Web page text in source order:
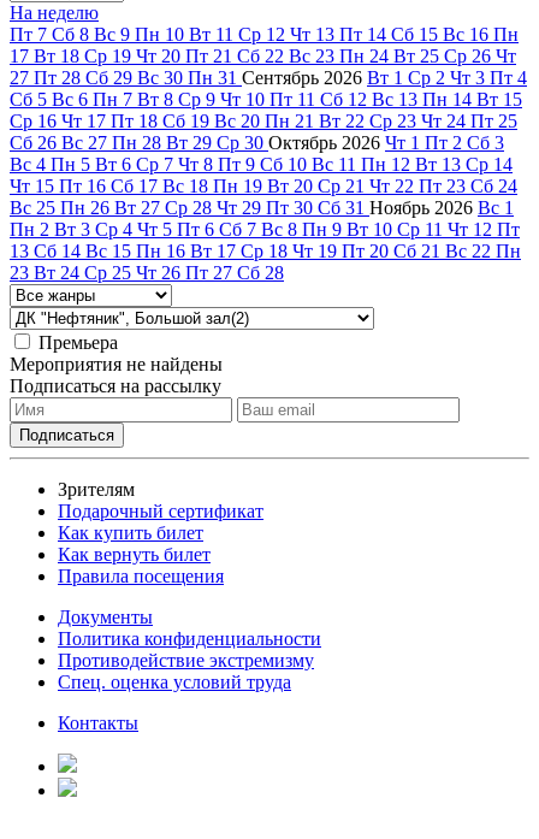
На неделю
Пт 7 Сб 8 Вс 9 Пн 10 Вт 11 Ср 12 Чт 13 Пт 14 Сб 15 Вс 16 Пн
17 Вт 18 Ср 19 Чт 20 Пт 21 Сб 22 Вс 23 Пн 24 Вт 25 Ср 26 Чт
27 Пт 28 Сб 29 Вс 30 Пн 31 Сентябрь 2026 Вт 1 Ср 2 Чт 3 Пт 4
Сб 5 Вс 6 Пн 7 Вт 8 Ср 9 Чт 10 Пт 11 Сб 12 Вс 13 Пн 14 Вт 15
Ср 16 Чт 17 Пт 18 Сб 19 Вс 20 Пн 21 Вт 22 Ср 23 Чт 24 Пт 25
Сб 26 Вс 27 Пн 28 Вт 29 Ср 30 Октябрь 2026 Чт 1 Пт 2 Сб 3
Вс 4 Пн 5 Вт 6 Ср 7 Чт 8 Пт 9 Сб 10 Вс 11 Пн 12 Вт 13 Ср 14
Чт 15 Пт 16 Сб 17 Вс 18 Пн 19 Вт 20 Ср 21 Чт 22 Пт 23 Сб 24
Вс 25 Пн 26 Вт 27 Ср 28 Чт 29 Пт 30 Сб 31 Ноябрь 2026 Вс 1
Пн 2 Вт 3 Ср 4 Чт 5 Пт 6 Сб 7 Вс 8 Пн 9 Вт 10 Ср 11 Чт 12 Пт
13 Сб 14 Вс 15 Пн 16 Вт 17 Ср 18 Чт 19 Пт 20 Сб 21 Вс 22 Пн
23 Вт 24 Ср 25 Чт 26 Пт 27 Сб 28
Премьера
Мероприятия не найдены
Подписаться на рассылку
Зрителям
Подарочный сертификат
Как купить билет
Как вернуть билет
Правила посещения
Документы
Политика конфиденциальности
Противодействие экстремизму
Спец. оценка условий труда
Контакты